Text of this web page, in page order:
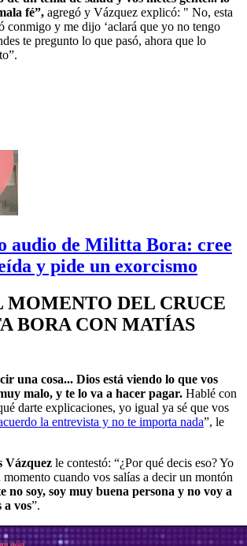
fé”, agregó y Vázquez explicó: " No, esta
conmigo y me dijo ‘aclará que yo no tengo
te pregunto lo que pasó, ahora que lo
audio de Militta Bora: cree
y pide un exorcismo
MOMENTO DEL CRUCE
BORA CON MATÍAS
una cosa... Dios está viendo lo que vos
malo, y te lo va a hacer pagar. Hablé con
darte explicaciones, yo igual ya sé que vos
la entrevista y no te importa nada”, le
Vázquez le contestó: “¿Por qué decis eso? Yo
momento cuando vos salías a decir un montón
no soy, soy muy buena persona y no voy a
a vos”.